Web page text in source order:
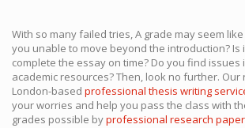
With so many failed tries, A grade may seem
you unable to move beyond the introduction? Is
complete the essay on time? Do you find
academic resources? Then, look no further. Our
London-based professional thesis writing
your worries and help you pass the class with
grades possible byprofessional research